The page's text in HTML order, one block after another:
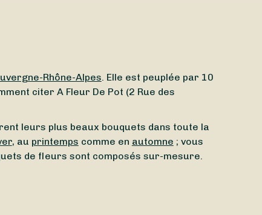
Rhône-Alpes. Elle est peuplée par 10
citer A Fleur De Pot (2 Rue des
leurs plus beaux bouquets dans toute la
, au printemps comme en automne ; vous
de fleurs sont composés sur-mesure.